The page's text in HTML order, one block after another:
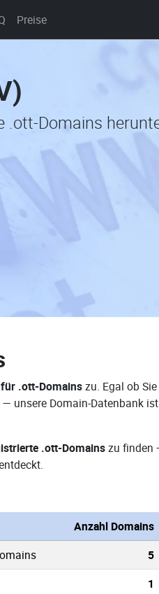
Preise
.ott-Domains
.ott-Domainszu. Egal ob
unsere Domain-Datenbank
.ott-Domainszu finden
Anzahl Domains
5
1